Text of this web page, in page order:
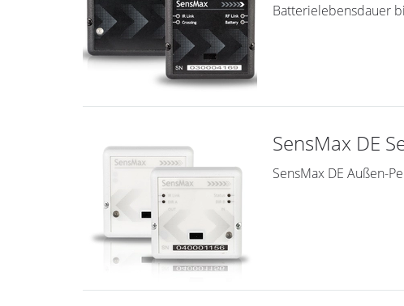
Batterielebensdauer
SensMax DE
SensMax DE Außen-